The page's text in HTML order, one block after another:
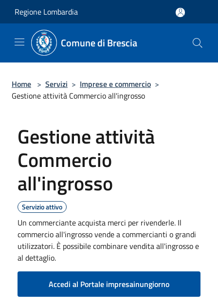
Regione Lombardia
Comune di Brescia
Home > Servizi > Imprese e commercio >
Gestione attività Commercio all'ingrosso
Gestione attività
Commercio
all'ingrosso
Servizio attivo
Un commerciante acquista merci per rivenderle. Il
commercio all'ingrosso vende a commercianti o grandi
utilizzatori. È possibile combinare vendita all'ingrosso e
al dettaglio.
Accedi al Portale impresainungiorno